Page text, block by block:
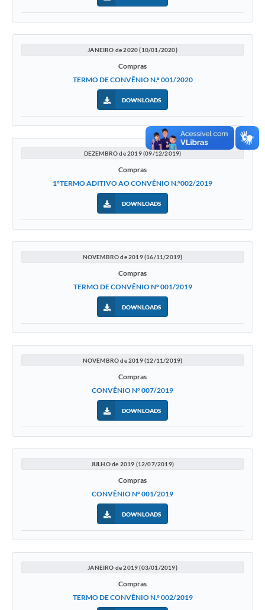
JANEIRO de 2020 (10/01/2020)
Compras
TERMO DE CONVÊNIO N.º 001/2020
DOWNLOADS
DEZEMBRO de 2019 (09/12/2019)
Compras
1°TERMO ADITIVO AO CONVÊNIO N.°002/2019
DOWNLOADS
NOVEMBRO de 2019 (16/11/2019)
Compras
TERMO DE CONVÊNIO N° 001/2019
DOWNLOADS
NOVEMBRO de 2019 (12/11/2019)
Compras
CONVÊNIO N° 007/2019
DOWNLOADS
JULHO de 2019 (12/07/2019)
Compras
CONVÊNIO N° 001/2019
DOWNLOADS
JANEIRO de 2019 (03/01/2019)
Compras
TERMO DE CONVÊNIO N.° 002/2019